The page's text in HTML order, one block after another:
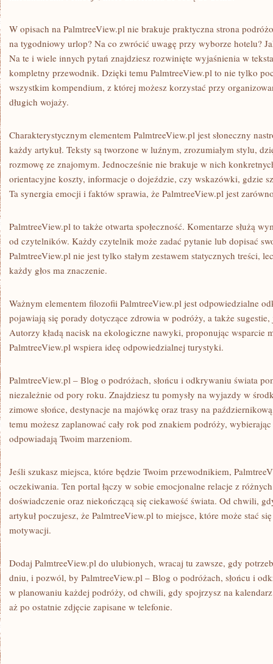
W opisach na PalmtreeView.pl nie brakuje praktyczna strona
na tygodniowy urlop? Na co zwrócić uwagę przy wyborze hotelu?
Na te i wiele innych pytań znajdziesz rozwinięte wyjaśnienia w
kompletny przewodnik. Dzięki temu PalmtreeView.pl to nie tylko
wszystkim kompendium, z której możesz korzystać przy
długich wojaży.
Charakterystycznym elementem PalmtreeView.pl jest słoneczny
każdy artykuł. Teksty są tworzone w luźnym, zrozumiałym stylu,
rozmowę ze znajomym. Jednocześnie nie brakuje w nich
orientacyjne koszty, informacje o dojeździe, czy wskazówki, gdzie
Ta synergia emocji i faktów sprawia, że PalmtreeView.pl jest
PalmtreeView.pl to także otwarta społeczność. Komentarze służą
od czytelników. Każdy czytelnik może zadać pytanie lub dopisać
PalmtreeView.pl nie jest tylko stałym zestawem statycznych treści,
każdy głos ma znaczenie.
Ważnym elementem filozofii PalmtreeView.pl jest odpowiedzialne
pojawiają się porady dotyczące zdrowia w podróży, a także
Autorzy kładą nacisk na ekologiczne nawyki, proponując wsparcie
PalmtreeView.pl wspiera ideę odpowiedzialnej turystyki.
PalmtreeView.pl – Blog o podróżach, słońcu i odkrywaniu świata
niezależnie od pory roku. Znajdziesz tu pomysły na wyjazdy w
zimowe słońce, destynacje na majówkę oraz trasy na
temu możesz zaplanować cały rok pod znakiem podróży,
odpowiadają Twoim marzeniom.
Jeśli szukasz miejsca, które będzie Twoim przewodnikiem,
oczekiwania. Ten portal łączy w sobie emocjonalne relacje z
doświadczenie oraz niekończącą się ciekawość świata. Od chwili,
artykuł poczujesz, że PalmtreeView.pl to miejsce, które może stać
motywacji.
Dodaj PalmtreeView.pl do ulubionych, wracaj tu zawsze, gdy
dniu, i pozwól, by PalmtreeView.pl – Blog o podróżach, słońcu i
w planowaniu każdej podróży, od chwili, gdy spojrzysz na
aż po ostatnie zdjęcie zapisane w telefonie.